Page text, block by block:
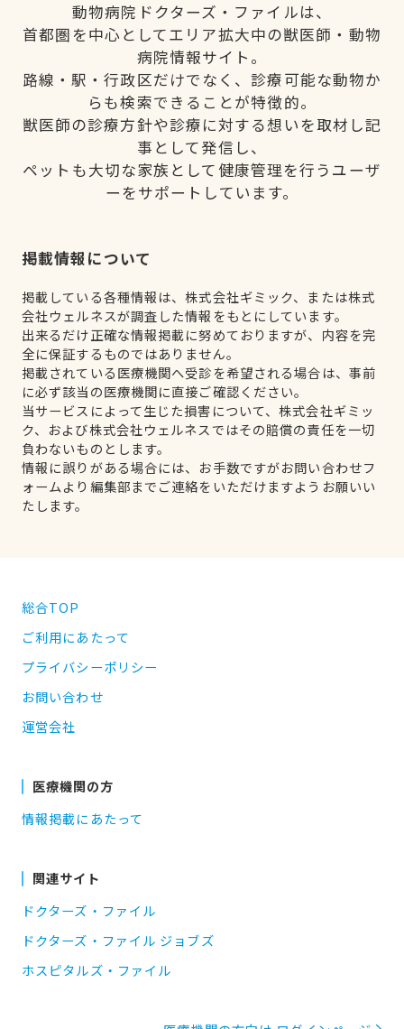
動物病院ドクターズ・ファイルは、
首都圏を中心としてエリア拡大中の獣医師・動物
病院情報サイト。
路線・駅・行政区だけでなく、診療可能な動物か
らも検索できることが特徴的。
獣医師の診療方針や診療に対する想いを取材し記
事として発信し、
ペットも大切な家族として健康管理を行うユーザ
ーをサポートしています。
掲載情報について
掲載している各種情報は、株式会社ギミック、または株式
会社ウェルネスが調査した情報をもとにしています。
出来るだけ正確な情報掲載に努めておりますが、内容を完
全に保証するものではありません。
掲載されている医療機関へ受診を希望される場合は、事前
に必ず該当の医療機関に直接ご確認ください。
当サービスによって生じた損害について、株式会社ギミッ
ク、および株式会社ウェルネスではその賠償の責任を一切
負わないものとします。
情報に誤りがある場合には、お手数ですがお問い合わせフ
ォームより編集部までご連絡をいただけますようお願いい
たします。
総合TOP
ご利用にあたって
プライバシーポリシー
お問い合わせ
運営会社
医療機関の方
情報掲載にあたって
関連サイト
ドクターズ・ファイル
ドクターズ・ファイル ジョブズ
ホスピタルズ・ファイル